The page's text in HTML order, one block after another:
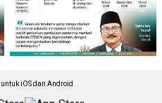
iOS dan Android